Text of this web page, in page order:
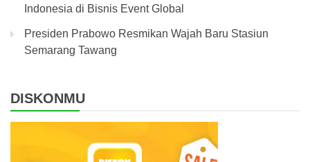
Indonesia di Bisnis Event Global
Presiden Prabowo Resmikan Wajah Baru Stasiun
Semarang Tawang
DISKONMU